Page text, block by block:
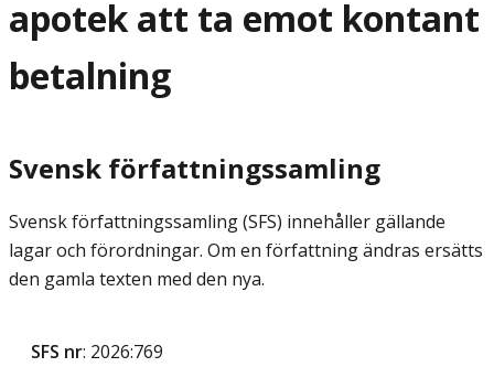
apotek att ta emot kontant
betalning
Svensk författningssamling
Svensk författningssamling (SFS) innehåller gällande
lagar och förordningar. Om en författning ändras ersätts
den gamla texten med den nya.
SFS nr: 2026:769